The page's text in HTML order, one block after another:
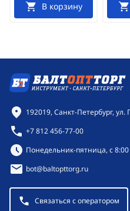
В корзину
Контактная
192019, Санкт-Петербург,
+7 812 456-77-00
Режим работы:
Понедельник-пятница, с
bot@baltopttorg.ru
Связаться с оператором